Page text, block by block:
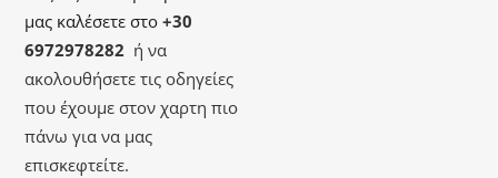
μας καλέσετε στο +30
6972978282 ή να
ακολουθήσετε τις οδηγείες
που έχουμε στον χαρτη πιο
πάνω για να μας
επισκεφτείτε.